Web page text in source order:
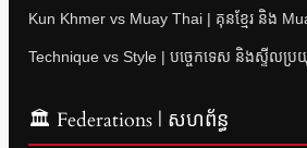
Kun Khmer vs Muay Thai | គុនខ្មែរ និង
Technique vs Style | បច្ចេកទេស និងស្ទីលប្រយុ
🏛 Federations | សហព័ន្ធ